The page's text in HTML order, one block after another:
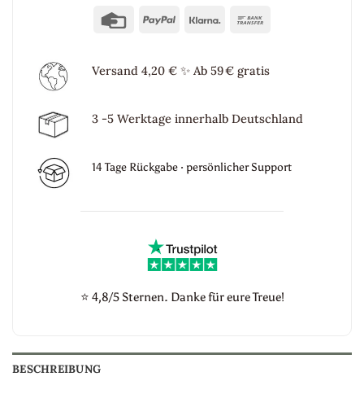
Credit PayPal Klarna
Versand 4,20 € ✨Ab 59 € gratis
3 -5 Werktage innerhalb Deutschland
14 Tage Rückgabe · persönlicher Support
⭐ 4,8/5 Sternen. Danke für eure Treue!
BESCHREIBUNG